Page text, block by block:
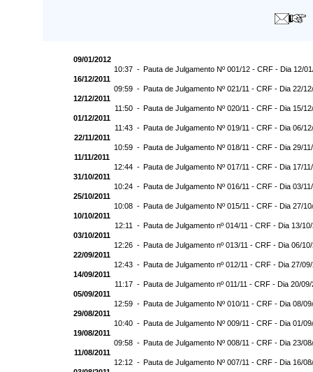
09/01/2012
10:37 - Pauta de Julgamento Nº 001/12 - CRF - Dia 12/
16/12/2011
09:59 - Pauta de Julgamento Nº 021/11 - CRF - Dia 22/
12/12/2011
11:50 - Pauta de Julgamento Nº 020/11 - CRF - Dia 15/
01/12/2011
11:43 - Pauta de Julgamento Nº 019/11 - CRF - Dia 06/
22/11/2011
10:59 - Pauta de Julgamento Nº 018/11 - CRF - Dia 29/
11/11/2011
12:44 - Pauta de Julgamento Nº 017/11 - CRF - Dia 17/
31/10/2011
10:24 - Pauta de Julgamento Nº 016/11 - CRF - Dia 03/
25/10/2011
10:08 - Pauta de Julgamento Nº 015/11 - CRF - Dia 27/
10/10/2011
12:11 - Pauta de Julgamento nº 014/11 - CRF - Dia 13/10/
03/10/2011
12:26 - Pauta de Julgamento nº 013/11 - CRF - Dia 06/10/
22/09/2011
12:43 - Pauta de Julgamento nº 012/11 - CRF - Dia 27/09/
14/09/2011
11:17 - Pauta de Julgamento nº 011/11 - CRF - Dia 20/09/
05/09/2011
12:59 - Pauta de Julgamento Nº 010/11 - CRF - Dia 08/
29/08/2011
10:40 - Pauta de Julgamento Nº 009/11 - CRF - Dia 01/
19/08/2011
09:58 - Pauta de Julgamento Nº 008/11 - CRF - Dia 23/
11/08/2011
12:12 - Pauta de Julgamento Nº 007/11 - CRF - Dia 16/